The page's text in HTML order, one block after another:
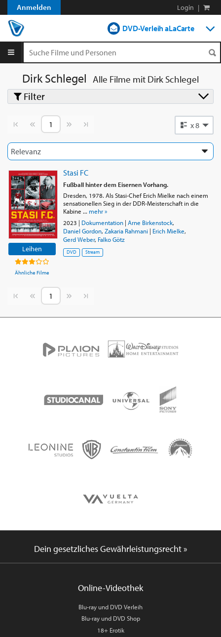
Anmelden Login |
DVD-Verleih aLaCarte
Dirk Schlegel Alle Filme mit Dirk Schlegel
Vorherige SeiteNächste Seite x 8
Leihen
Ähnliche Filme
Stasi FC
Fußball hinter dem Eisernen Vorhang.
Dresden, 1978. Als Stasi-Chef Erich Mielke nach einem
sensationellen Sieg in der DDR-Meisterschaft in die
Kabine ... mehr »
2023 | Dokumentation| Arne Birkenstock,
Daniel Gordon, Zakaria Rahmani| Erich Mielke,
Gerd Weber, Falko Götz
DVD Stream
Vorherige SeiteNächste Seite
Filter
Dein gesetzliches Gewährleistungsrecht »
Online-Videothek
Blu-ray und DVD Verleih
Blu-ray und DVD Shop
18+ Erotik